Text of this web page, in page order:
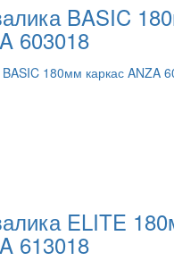
BASIC
603018
ELITE
613018